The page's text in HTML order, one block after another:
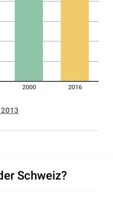
2000 2016
2013
Schweiz?